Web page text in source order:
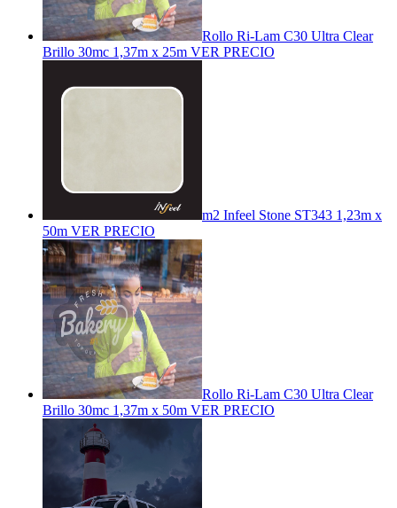
Rollo Ri-Lam C30 Ultra Clear
Brillo 30mc 1,37m x 25m VER PRECIO
m2 Infeel Stone ST343 1,23m x
50m VER PRECIO
Rollo Ri-Lam C30 Ultra Clear
Brillo 30mc 1,37m x 50m VER PRECIO